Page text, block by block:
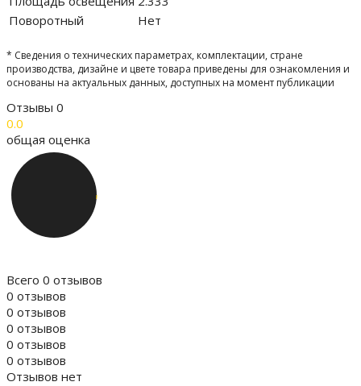
Поворотный
Нет
* Сведения о технических параметрах, комплектации, стране
производства, дизайне и цвете товара приведены для ознакомления и
основаны на актуальных данных, доступных на момент публикации
Отзывы 0
0.0
общая оценка
Всего 0 отзывов
0 отзывов
0 отзывов
0 отзывов
0 отзывов
0 отзывов
Отзывов нет